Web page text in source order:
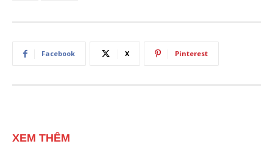
Facebook X Pinterest
XEM THÊM